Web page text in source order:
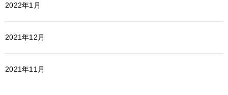
2022年1月
2021年12月
2021年11月